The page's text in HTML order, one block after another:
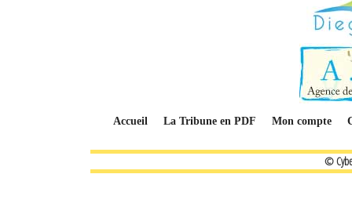
Accueil La Tribune en PDF Mon compte
©